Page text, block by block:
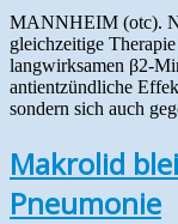
MANNHEIM (otc).
gleichzeitige
langwirksamen β2-
antientzündliche
sondern sich auch
Makrolid
Pneumonie